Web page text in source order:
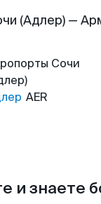
(Адлер) —
Сочи
AER
и знаете